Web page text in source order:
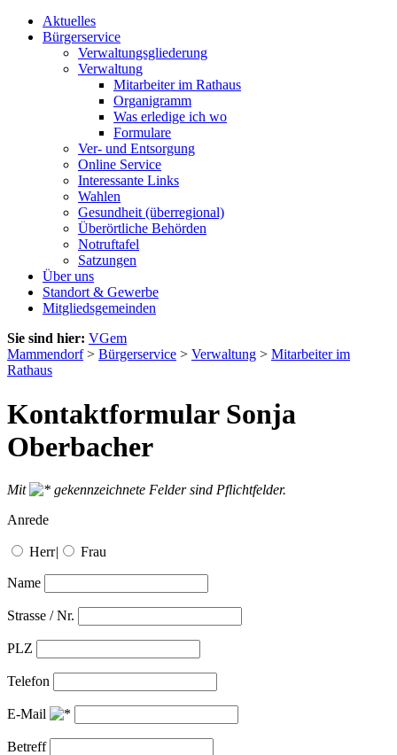
Aktuelles
Bürgerservice
Verwaltungsgliederung
Verwaltung
Mitarbeiter im Rathaus
Organigramm
Was erledige ich wo
Formulare
Ver- und Entsorgung
Online Service
Interessante Links
Wahlen
Gesundheit (überregional)
Überörtliche Behörden
Notruftafel
Satzungen
Über uns
Standort & Gewerbe
Mitgliedsgemeinden
Sie sind hier: VGem
Mammendorf> Bürgerservice > Verwaltung > Mitarbeiter im
Rathaus
Kontaktformular Sonja
Oberbacher
Mit
gekennzeichnete Felder sind Pflichtfelder.
Anrede
Herr| Frau
Name
Strasse / Nr.
PLZ
Telefon
E-Mail
Betreff